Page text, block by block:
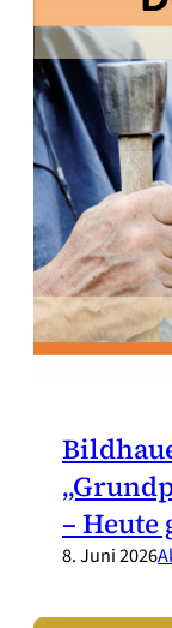
– Heute
8. Juni 2026